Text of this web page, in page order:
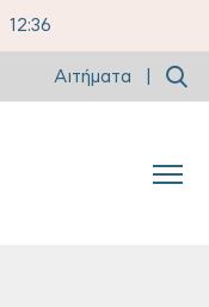
12:36
Αιτήματα